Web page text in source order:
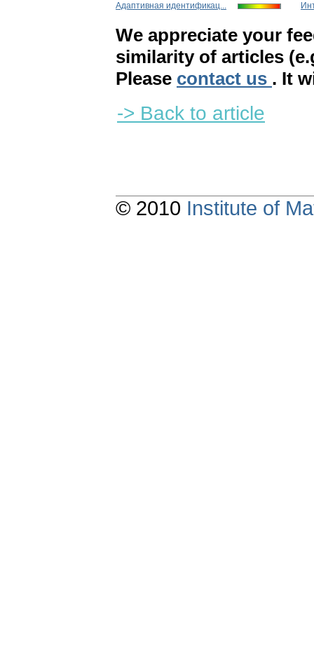
Адаптивная идентификац...
We appreciate your
similarity of articles
Please contact us . It
-> Back to article
© 2010 Institute of